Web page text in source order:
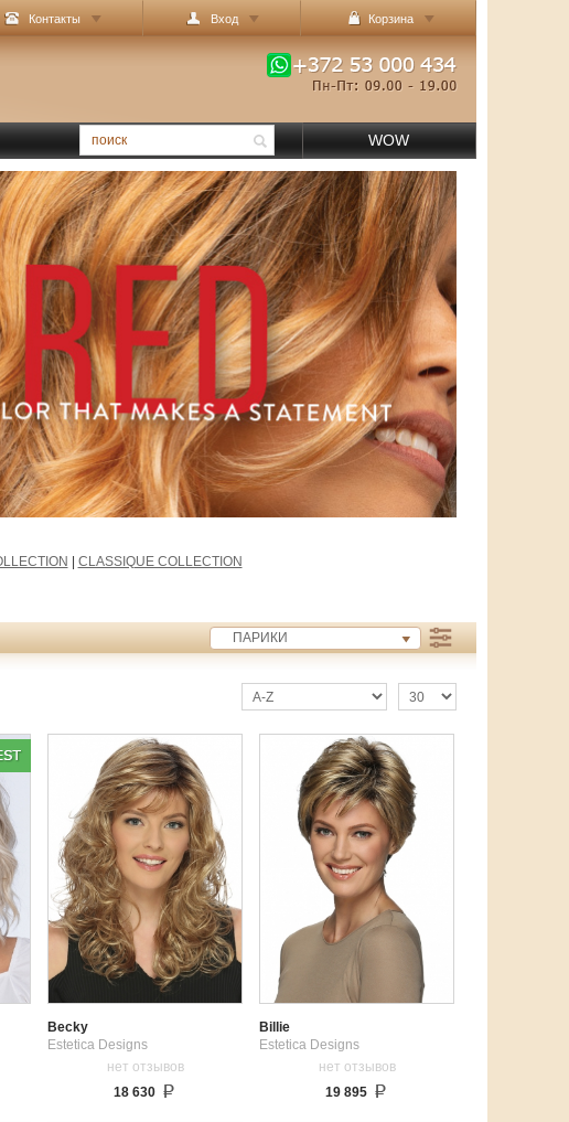
Контакты Вход Корзина
WOW
CLASSIQUE COLLECTION
ПАРИКИ
Becky
Estetica Designs
нет отзывов
18 630
Billie
Estetica Designs
нет отзывов
19 895